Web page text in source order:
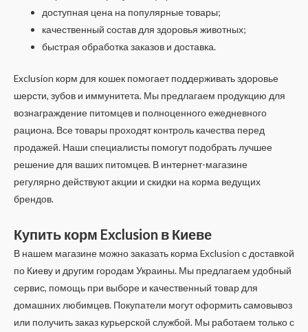
доступная цена на популярные товары;
качественный состав для здоровья животных;
быстрая обработка заказов и доставка.
Exclusion корм для кошек помогает поддерживать здоровье
шерсти, зубов и иммунитета. Мы предлагаем продукцию для
вознаграждение питомцев и полноценного ежедневного
рациона. Все товары проходят контроль качества перед
продажей. Наши специалисты помогут подобрать лучшее
решение для ваших питомцев. В интернет-магазине
регулярно действуют акции и скидки на корма ведущих
брендов.
Купить корм Exclusion в Киеве
В нашем магазине можно заказать корма Exclusion с доставкой
по Киеву и другим городам Украины. Мы предлагаем удобный
сервис, помощь при выборе и качественный товар для
домашних любимцев. Покупатели могут оформить самовывоз
или получить заказ курьерской службой. Мы работаем только с